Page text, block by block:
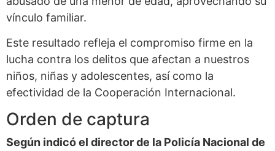
vínculo familiar.
Este resultado refleja el compromiso firme en la
lucha contra los delitos que afectan a nuestros
niños, niñas y adolescentes, así como la
efectividad de la Cooperación Internacional.
Orden de captura
Según indicó el director de la Policía Nacional de